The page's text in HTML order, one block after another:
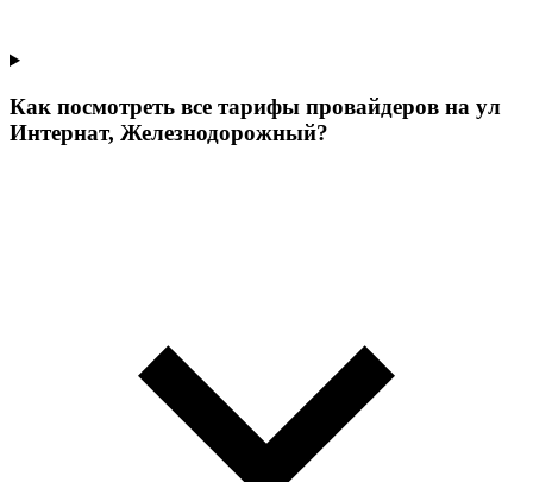
Как посмотреть все тарифы провайдеров на ул
Интернат, Железнодорожный?